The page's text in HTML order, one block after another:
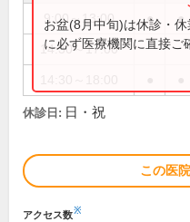
9:00～13:00 ● ●
14:30～17:00
お盆(8月中旬)は休診・
に必ず医療機関に直接ご
休診日: 日・祝
この医
アクセス数※